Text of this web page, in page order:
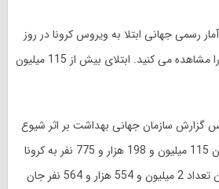
رسمی جهانی ابتلا به ویروس کرونا در روز
چهارشنبه 13 اسفند ماه 99 را مشاهده می کنید. ابتلای بیش از 115 میلیون
گزارش سازمان جهانی بهداشت بر اثر شیوع
ویروس کرونا در جهان تاکنون 115 میلیون و 198 هزار و 775 نفر به کرونا
ویروس مبتلا شده اند. از این تعداد 2 میلیون و 554 هزار و 564 نفر جان